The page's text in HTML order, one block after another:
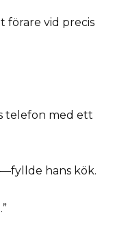
förare vid precis
telefon med ett
hans kök.